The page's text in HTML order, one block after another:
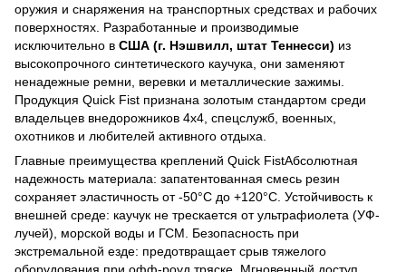
оружия и снаряжения на транспортных средствах и рабочих
поверхностях. Разработанные и производимые
исключительно в США (г. Нэшвилл, штат Теннесси) из
высокопрочного синтетического каучука, они заменяют
ненадежные ремни, веревки и металлические зажимы.
Продукция Quick Fist признана золотым стандартом среди
владельцев внедорожников 4х4, спецслужб, военных,
охотников и любителей активного отдыха.
Главные преимущества креплений Quick FistАбсолютная
надежность материала: запатентованная смесь резин
сохраняет эластичность от -50°C до +120°C. Устойчивость к
внешней среде: каучук не трескается от ультрафиолета (УФ-
лучей), морской воды и ГСМ. Безопасность при
экстремальной езде: предотвращает срыв тяжелого